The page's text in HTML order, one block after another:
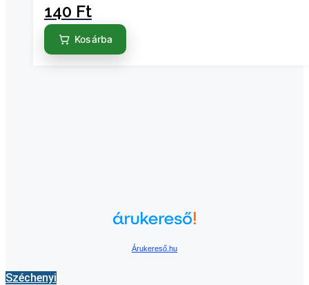
140 Ft
Kosárba
Árukereső.hu
Széchenyi